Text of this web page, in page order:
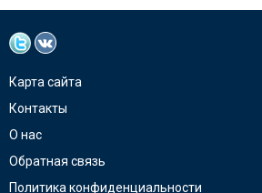
Карта сайта
Контакты
О нас
Обратная связь
Политика конфиденциальности